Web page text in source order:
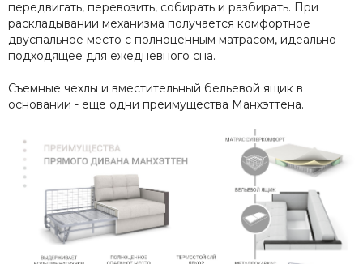
передвигать, перевозить, собирать и разбирать. При
раскладывании механизма получается комфортное
двуспальное место с полноценным матрасом, идеально
подходящее для ежедневного сна.
Съемные чехлы и вместительный бельевой ящик в
основании - еще одни преимущества Манхэттена.